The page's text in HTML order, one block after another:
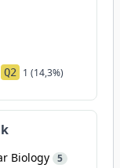
Q2 1 (14,3%)
Biology 5